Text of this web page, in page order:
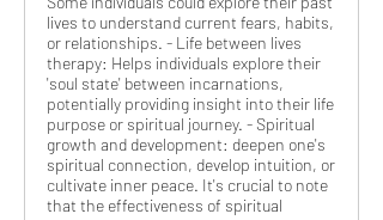
lives to understand current fears, habits,
or relationships. - Life between lives
therapy: Helps individuals explore their
'soul state' between incarnations,
potentially providing insight into their life
purpose or spiritual journey. - Spiritual
growth and development: deepen one's
spiritual connection, develop intuition, or
cultivate inner peace. It's crucial to note
that the effectiveness of spiritual